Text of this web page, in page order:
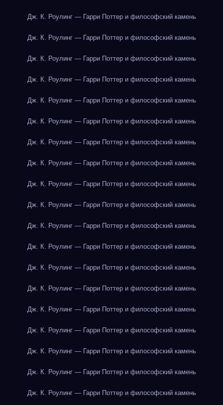
Дж. К. Роулинг — Гарри Поттер и философский камень
Дж. К. Роулинг — Гарри Поттер и философский камень
Дж. К. Роулинг — Гарри Поттер и философский камень
Дж. К. Роулинг — Гарри Поттер и философский камень
Дж. К. Роулинг — Гарри Поттер и философский камень
Дж. К. Роулинг — Гарри Поттер и философский камень
Дж. К. Роулинг — Гарри Поттер и философский камень
Дж. К. Роулинг — Гарри Поттер и философский камень
Дж. К. Роулинг — Гарри Поттер и философский камень
Дж. К. Роулинг — Гарри Поттер и философский камень
Дж. К. Роулинг — Гарри Поттер и философский камень
Дж. К. Роулинг — Гарри Поттер и философский камень
Дж. К. Роулинг — Гарри Поттер и философский камень
Дж. К. Роулинг — Гарри Поттер и философский камень
Дж. К. Роулинг — Гарри Поттер и философский камень
Дж. К. Роулинг — Гарри Поттер и философский камень
Дж. К. Роулинг — Гарри Поттер и философский камень
Дж. К. Роулинг — Гарри Поттер и философский камень
Дж. К. Роулинг — Гарри Поттер и философский камень